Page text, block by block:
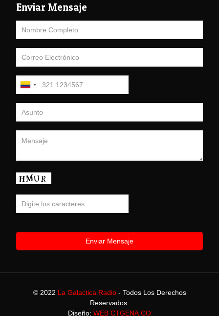
Enviar Mensaje
© 2022 La Galactica Radio- Todos Los Derechos
Reservados.
Diseño: WEB CTGENA.CO